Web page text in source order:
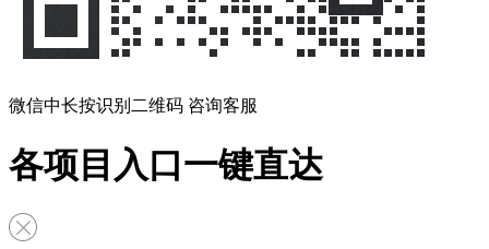
微信中长按识别二维码 咨询客服
各项目入口一键直达